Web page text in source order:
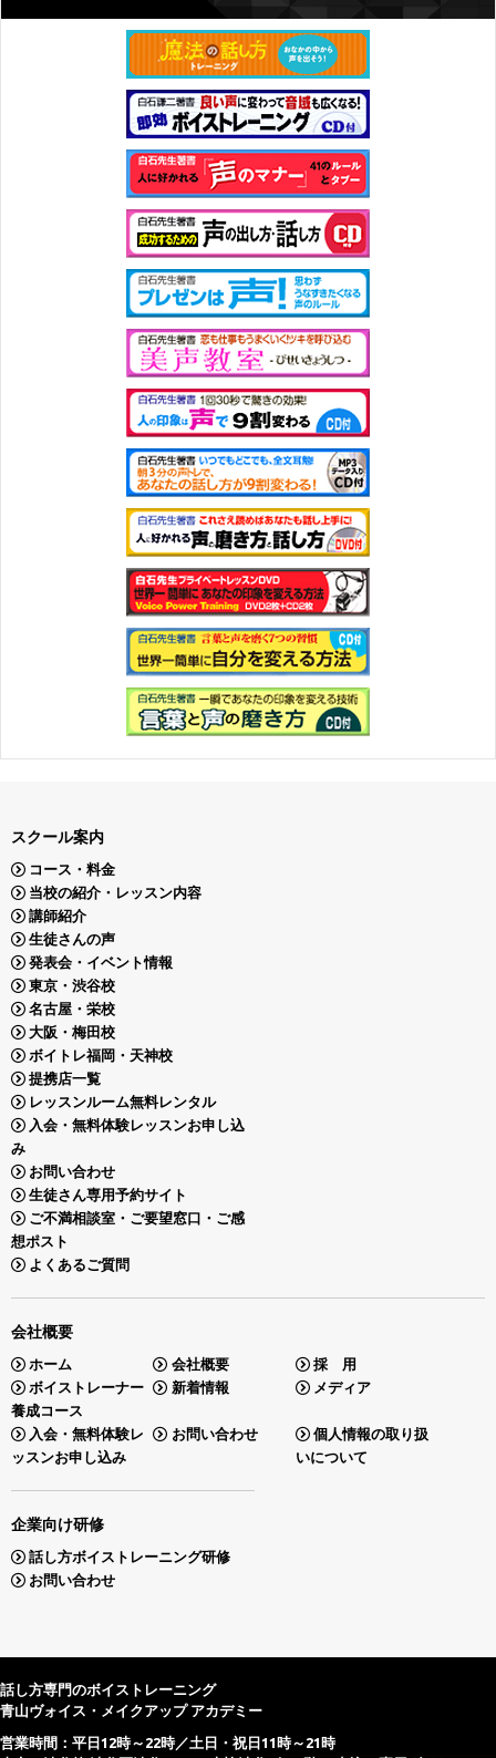
スクール案内
コース・料金
当校の紹介・レッスン内容
講師紹介
生徒さんの声
発表会・イベント情報
東京・渋谷校
名古屋・栄校
大阪・梅田校
ボイトレ福岡・天神校
提携店一覧
レッスンルーム無料レンタル
入会・無料体験レッスンお申し込
み
お問い合わせ
生徒さん専用予約サイト
ご不満相談室・ご要望窓口・ご感
想ポスト
よくあるご質問
会社概要
ホーム 会社概要
採 用
ボイストレーナー
養成コース
新着情報 メディア
入会・無料体験レ
ッスンお申し込み
お問い合わせ
個人情報の取り扱
いについて
企業向け研修
話し方ボイストレーニング研修
お問い合わせ
話し方専門のボイストレーニング
青山ヴォイス・メイクアップ アカデミー
営業時間：平日12時～22時／土日・祝日11時～21時